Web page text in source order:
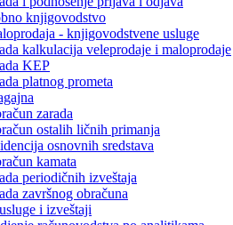
knjigovodstvo
- knjigovodstvene usluge
kalkulacija veleprodaje i maloprodaje
KEP
platnog prometa
zarada
ostalih ličnih primanja
osnovnih sredstava
kamata
periodičnih izveštaja
završnog obračuna
i izveštaji